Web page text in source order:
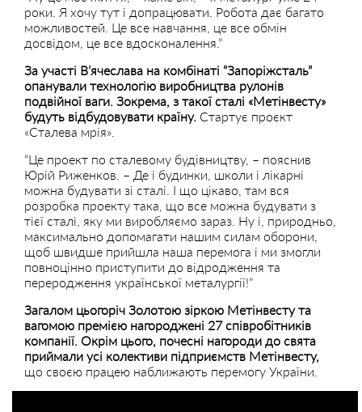
роки. Я хочу тут і допрацювати. Робота дає багато
можливостей. Це все навчання, це все обмін
досвідом, це все вдосконалення.”
За участі В’ячеслава на комбінаті “Запоріжсталь”
опанували технологію виробництва рулонів
подвійної ваги. Зокрема, з такої сталі «Метінвесту»
будуть відбудовувати країну. Стартує проєкт
«Сталева мрія».
“Це проект по сталевому будівництву, – пояснив
Юрій Риженков. – Де і будинки, школи і лікарні
можна будувати зі сталі. І що цікаво, там вся
розробка проекту така, що все можна будувати з
тієї сталі, яку ми виробляємо зараз. Ну і, природньо,
максимально допомагати нашим силам оборони,
щоб швидше прийшла наша перемога і ми змогли
повноцінно приступити до відродження та
переродження української металургії!”
Загалом цьогоріч Золотою зіркою Метінвесту та
вагомою премією нагороджені 27 співробітників
компанії. Окрім цього, почесні нагороди до свята
приймали усі колективи підприємств Метінвесту,
що своєю працею наближають перемогу України.